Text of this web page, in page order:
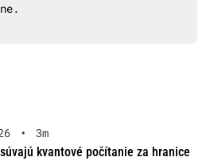
•
3m
kvantové počítanie za hranice